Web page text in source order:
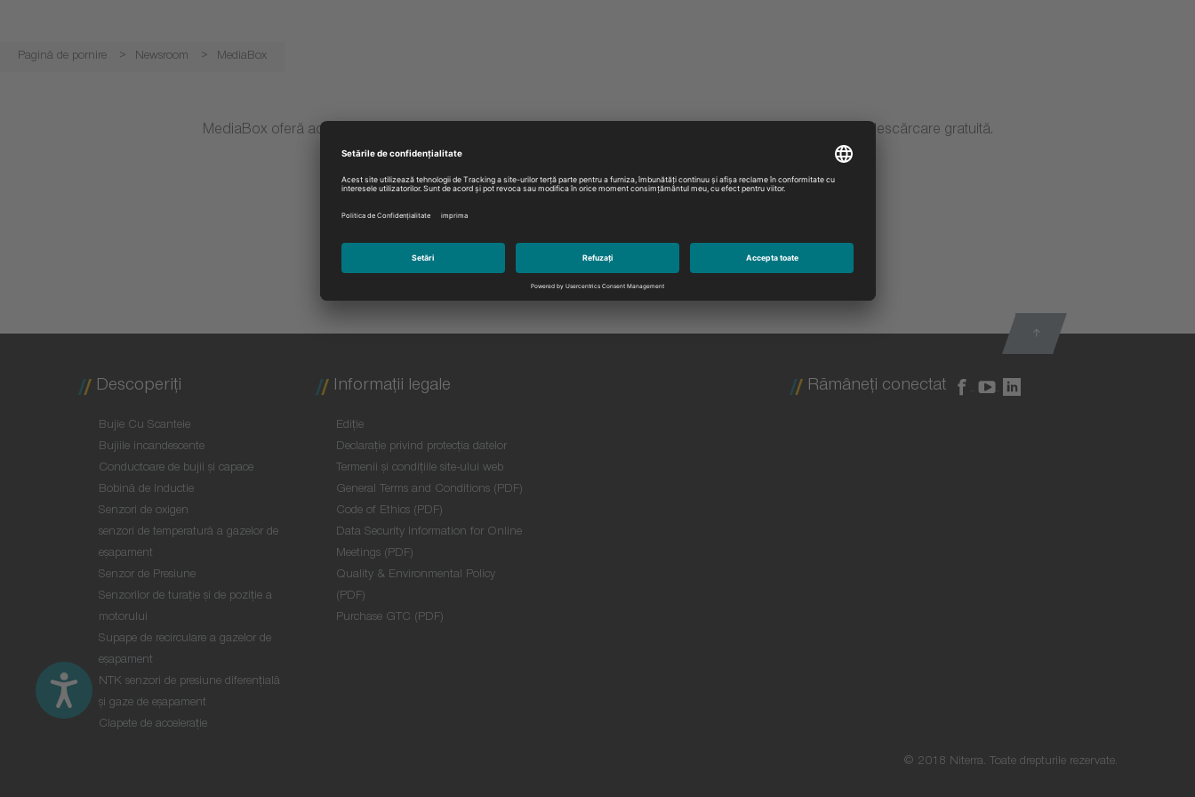
Pagină de pornire Newsroom MediaBox
MediaBox oferă acces la materiale de marketing și informații despre produse. Totul este disponibil pentru descărcare gratuită.
Descoperiţi
Bujie Cu Scanteie
Bujiile incandescente
Conductoare de bujii şi capace
Bobină de Inductie
Senzori de oxigen
senzori de temperatură a gazelor de
eşapament
Senzor de Presiune
Senzorilor de turație și de poziție a
motorului
Supape de recirculare a gazelor de
eșapament
NTK senzori de presiune diferențială
și gaze de eșapament
Clapete de accelerație
Informaţii legale
Ediţie
Declaraţie privind protecţia datelor
Termenii și condițiile site-ului web
General Terms and Conditions (PDF)
Code of Ethics (PDF)
Data Security Information for Online
Meetings (PDF)
Quality & Environmental Policy
(PDF)
Purchase GTC (PDF)
Rămâneţi conectat
© 2018 Niterra. Toate drepturile rezervate.